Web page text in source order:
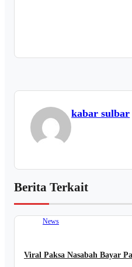
kabar sulbar
Berita Terkait
News
Viral Paksa Nasabah Bayar